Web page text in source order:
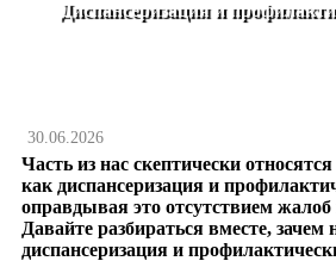
Диспансеризация и
30.06.2026
Часть из нас скептически
как диспансеризация и
оправдывая это отсутствием жалоб
Давайте разбираться вместе,
диспансеризация и